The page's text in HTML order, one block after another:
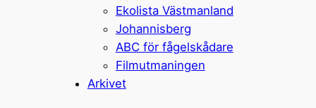
Ekolista Västmanland
Johannisberg
ABC för fågelskådare
Filmutmaningen
Arkivet